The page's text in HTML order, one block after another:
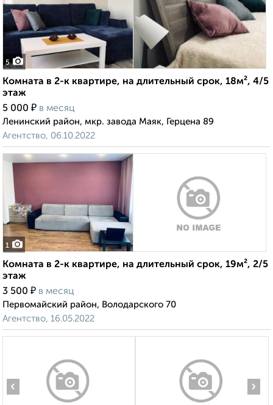
5
Комната в 2-к квартире, на длительный срок, 18м², 4/5
этаж
5 000 ₽ в месяц
Ленинский район, мкр. завода Маяк, Герцена 89
Агентство, 06.10.2022
1
Комната в 2-к квартире, на длительный срок, 19м², 2/5
этаж
3 500 ₽ в месяц
Первомайский район, Володарского 70
Агентство, 16.05.2022
‹ ›